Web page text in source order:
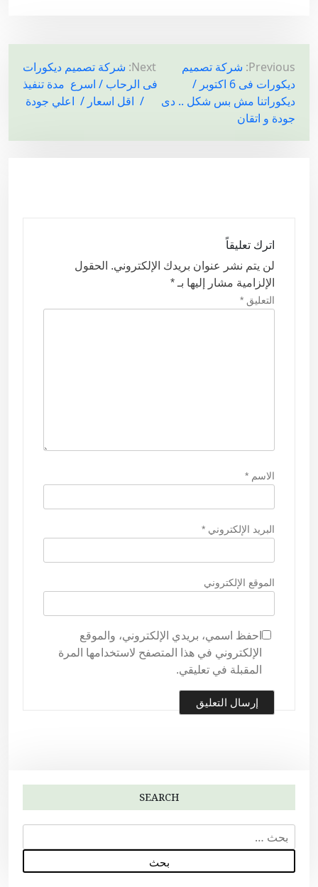
ت
ص
فّ
ح
Previous: شركة تصميم
ديكورات فى 6 اكتوبر /
ديكوراتنا مش بس شكل .. دى
جودة و اتقان
Next: شركة تصميم ديكورات
فى الرحاب / اسرع مدة تنفيذ
/ اقل اسعار / اعلي جودة
اترك تعليقاً
لن يتم نشر عنوان بريدك الإلكتروني. الحقول
الإلزامية مشار إليها بـ *
التعليق *
الاسم *
البريد الإلكتروني *
الموقع الإلكتروني
احفظ اسمي، بريدي الإلكتروني، والموقع
الإلكتروني في هذا المتصفح لاستخدامها المرة
المقبلة في تعليقي.
SEARCH
ل